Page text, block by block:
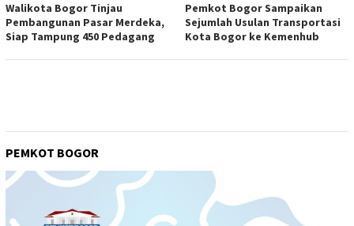
Walikota Bogor Tinjau
Pembangunan Pasar Merdeka,
Siap Tampung 450 Pedagang
Pemkot Bogor Sampaikan
Sejumlah Usulan Transportasi
Kota Bogor ke Kemenhub
PEMKOT BOGOR